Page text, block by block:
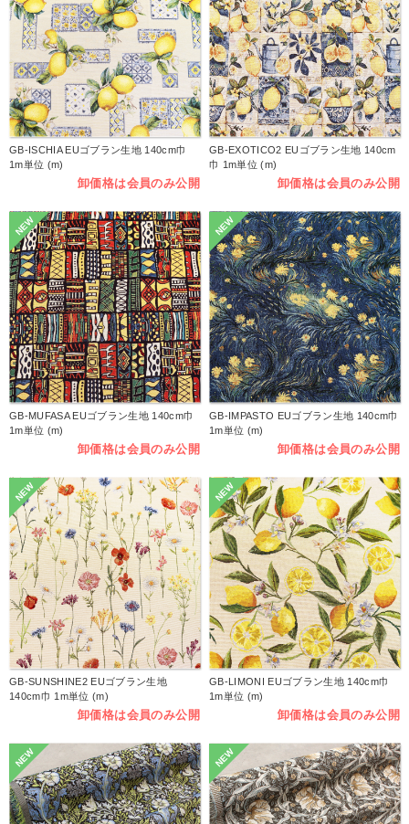
GB-ISCHIA EUゴブラン生地 140cm巾
1m単位 (m)
卸価格は会員のみ公開
GB-EXOTICO2 EUゴブラン生地 140cm
巾 1m単位 (m)
卸価格は会員のみ公開
NEW
GB-MUFASA EUゴブラン生地 140cm巾
1m単位 (m)
卸価格は会員のみ公開
NEW
GB-IMPASTO EUゴブラン生地 140cm巾
1m単位 (m)
卸価格は会員のみ公開
NEW
GB-SUNSHINE2 EUゴブラン生地
140cm巾 1m単位 (m)
卸価格は会員のみ公開
NEW
GB-LIMONI EUゴブラン生地 140cm巾
1m単位 (m)
卸価格は会員のみ公開
NEW NEW